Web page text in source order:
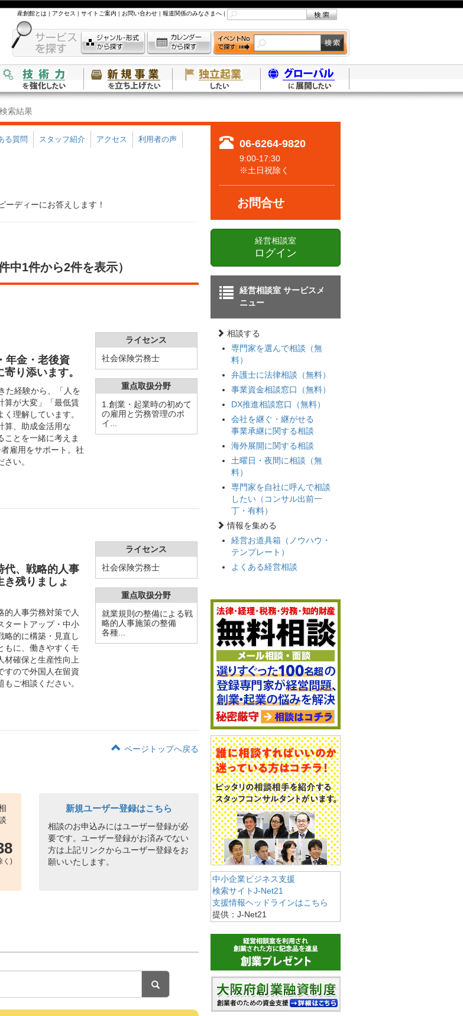
産創館とは | アクセス | サイトご案内 | お問い合わせ | 報道関係のみなさまへ |
索結果
る質問 スタッフ紹介 アクセス 利用者の声
ディーにお答えします！
中1件から2件を表示）
年金・老後資
り添います。
た経験から、「人を
算が大変」「最低賃
理解しています。
算、助成金活用な
ことを一緒に考えま
雇用をサポート。社
い。
ライセンス
社会保険労務士
重点取扱分野
1.創業・起業時の初めて
の雇用と労務管理のポ
イ...
代、戦略的人事
き残りましょ
的人事労務対策で人
ートアップ・中小
略的に構築・見直し
もに、働きやすくモ
材確保と生産性向上
すので外国人在留資
ご相談ください。
ライセンス
社会保険労務士
重点取扱分野
就業規則の整備による戦
略的人事施策の整備
各種...
ページトップへ戻る
く)
新規ユーザー登録はこちら
相談のお申込みにはユーザー登録が必
要です。ユーザー登録がお済みでない
方は上記リンクからユーザー登録をお
願いいたします。
06-6264-9820
9:00-17:30
※土日祝除く
お問合せ
経営相談室
ログイン
経営相談室 サービスメ
ニュー
相談する
専門家を選んで相談（無
料）
弁護士に法律相談（無料）
事業資金相談窓口（無料）
DX推進相談窓口（無料）
会社を継ぐ・継がせる
事業承継に関する相談
海外展開に関する相談
土曜日・夜間に相談（無
料）
専門家を自社に呼んで相談
したい（コンサル出前一
丁・有料）
情報を集める
経営お道具箱（ノウハウ・
テンプレート）
よくある経営相談
中小企業ビジネス支援
検索サイトJ-Net21
支援情報ヘッドラインはこちら
提供：J-Net21